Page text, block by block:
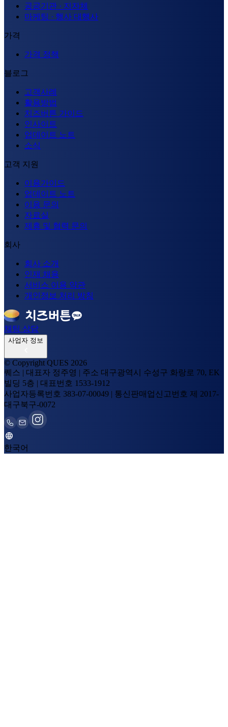
공공기관 · 지자체
마케팅 · 행사 대행사
가격
가격 정책
블로그
고객사례
활용방법
치즈버튼 가이드
인사이트
업데이트 노트
소식
고객 지원
이용가이드
업데이트 노트
이용 문의
자료실
제휴 및 협력 문의
회사
회사 소개
인재 채용
서비스 이용 약관
개인정보 처리 방침
채팅 상담
사업자 정보
© Copyright QUES 2026
퀘스 | 대표자 정주영 | 주소 대구광역시 수성구 화랑로 70, EK
빌딩 5층 | 대표번호 1533-1912
사업자등록번호 383-07-00049 | 통신판매업신고번호 제 2017-
대구북구-0072
한국어